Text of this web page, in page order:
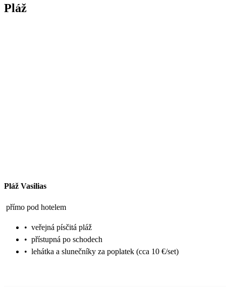
Pláž
Pláž Vasilias
přímo pod hotelem
• veřejná písčitá pláž
• přístupná po schodech
• lehátka a slunečníky za poplatek (cca 10 €/set)